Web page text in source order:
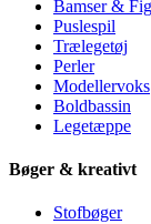
Bamser &
Puslespil
Trælegetøj
Perler
Modellervoks
Boldbassin
Legetæppe
Bøger & kreativt
Stofbøger